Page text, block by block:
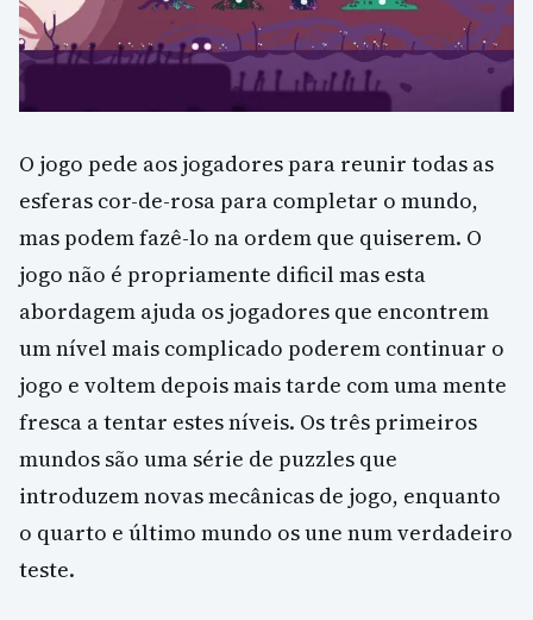
O jogo pede aos jogadores para reunir todas as
esferas cor-de-rosa para completar o mundo,
mas podem fazê-lo na ordem que quiserem. O
jogo não é propriamente dificil mas esta
abordagem ajuda os jogadores que encontrem
um nível mais complicado poderem continuar o
jogo e voltem depois mais tarde com uma mente
fresca a tentar estes níveis. Os três primeiros
mundos são uma série de puzzles que
introduzem novas mecânicas de jogo, enquanto
o quarto e último mundo os une num verdadeiro
teste.